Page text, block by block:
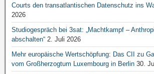
Courts den transatlantischen Datenschutz ins
2026
Studiogespräch bei 3sat: „Machtkampf –
abschalten“ 2. Juli 2026
Mehr europäische Wertschöpfung: Das CII zu
vom Großherzogtum Luxembourg in Berlin 30.